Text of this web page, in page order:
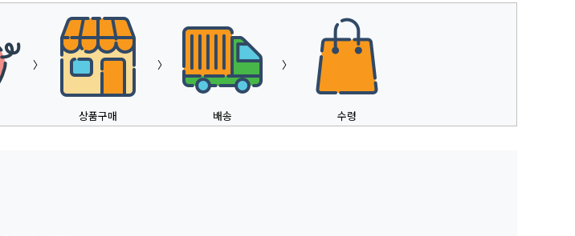
〉
상품구매
〉
배송
〉
수령